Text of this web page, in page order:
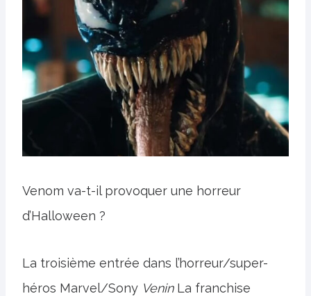
Venom va-t-il provoquer une horreur
d’Halloween ?
La troisième entrée dans l’horreur/super-
héros Marvel/Sony VeninLa franchise